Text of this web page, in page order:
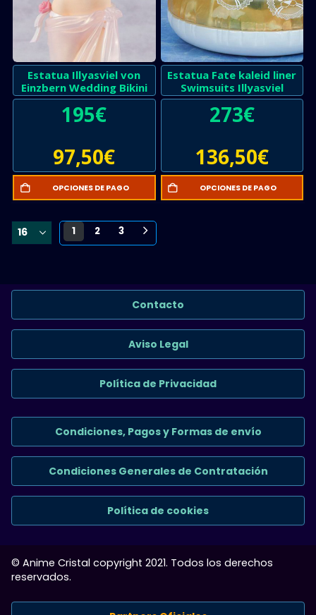
Estatua Illyasviel von
Einzbern Wedding Bikini
195€
97,50€
OPCIONES DE PAGO
Estatua Fate kaleid liner
Swimsuits Illyasviel
273€
136,50€
OPCIONES DE PAGO
1 2 3
Contacto
Aviso Legal
Política de Privacidad
Condiciones, Pagos y Formas de envío
Condiciones Generales de Contratación
Política de cookies
© Anime Cristal copyright 2021. Todos los derechos
reservados.